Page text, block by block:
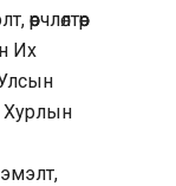
Их
Хурлын